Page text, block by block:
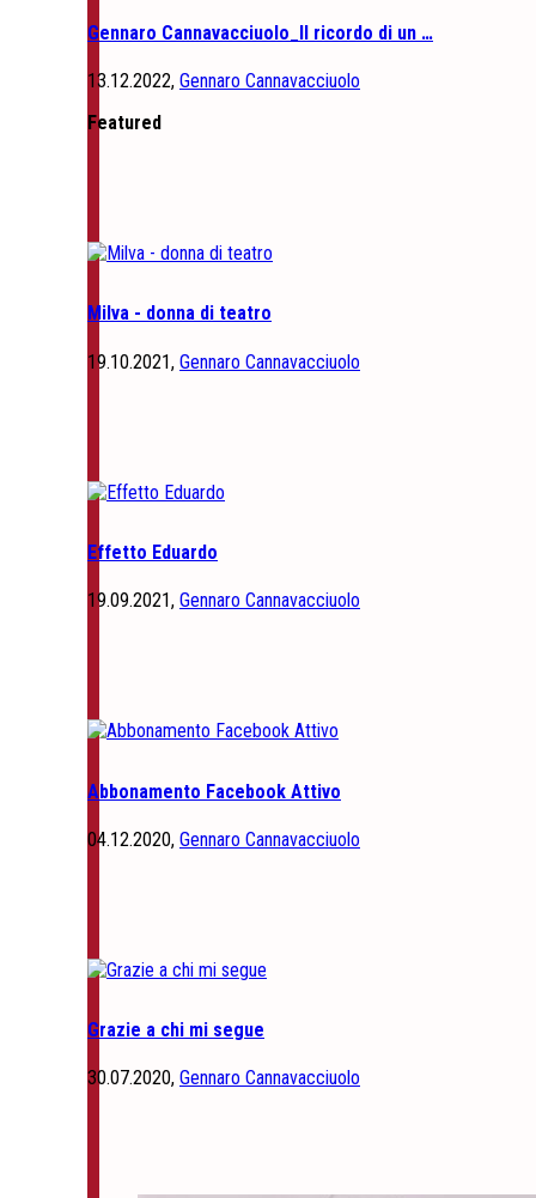
Gennaro Cannavacciuolo_Il ricordo di un …
13.12.2022, Gennaro Cannavacciuolo
Featured
Milva - donna di teatro
19.10.2021, Gennaro Cannavacciuolo
Effetto Eduardo
19.09.2021, Gennaro Cannavacciuolo
Abbonamento Facebook Attivo
04.12.2020, Gennaro Cannavacciuolo
Grazie a chi mi segue
30.07.2020, Gennaro Cannavacciuolo